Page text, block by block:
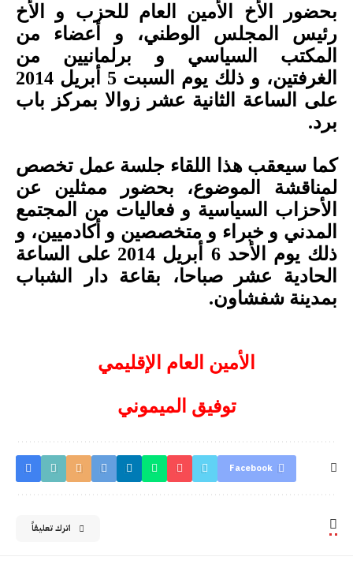
بحضور الأخ الأمين العام للحزب و الأخ
رئيس المجلس الوطني، و أعضاء من
المكتب السياسي و برلمانيين من
الغرفتين، و ذلك يوم السبت 5 أبريل 2014
على الساعة الثانية عشر زوالا بمركز باب
برد.
كما سيعقب هذا اللقاء جلسة عمل تخصص
لمناقشة الموضوع، بحضور ممثلين عن
الأحزاب السياسية و فعاليات من المجتمع
المدني و خبراء و متخصصين و أكادميين، و
ذلك يوم الأحد 6 أبريل 2014 على الساعة
الحادية عشر صباحا، بقاعة دار الشباب
بمدينة شفشاون.
الأمين العام الإقليمي
توفيق الميموني
Facebook
اترك تعليقاً